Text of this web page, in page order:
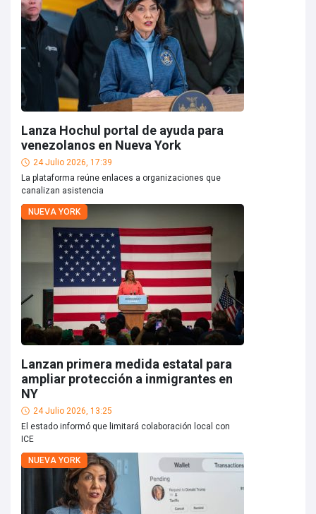
Lanza Hochul portal de ayuda para
venezolanos en Nueva York
24 Julio 2026, 17:39
La plataforma reúne enlaces a organizaciones que
canalizan asistencia
NUEVA YORK
Lanzan primera medida estatal para
ampliar protección a inmigrantes en
NY
24 Julio 2026, 13:25
El estado informó que limitará colaboración local con
ICE
NUEVA YORK